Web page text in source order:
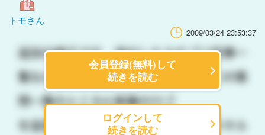
トモさん
2009/03/24 23:53:37
会員登録(無料)して
続きを読む
ログインして
続きを読む